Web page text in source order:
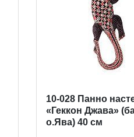
10-028 Панно
«Геккон Джава»
о.Ява) 40 см